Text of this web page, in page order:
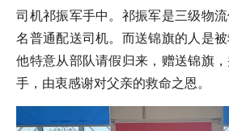
司机祁振军手中。祁振军是三级物
名普通配送司机。而送锦旗的人是
他特意从部队请假归来，赠送锦旗
手，由衷感谢对父亲的救命之恩。